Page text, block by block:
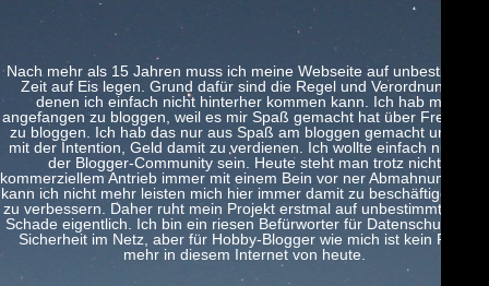
Nach mehr als 15 Jahren muss ich meine Webseite auf unbestimmte
Zeit auf Eis legen. Grund dafür sind die Regel und Verordnungen
denen ich einfach nicht hinterher kommen kann. Ich hab mal
angefangen zu bloggen, weil es mir Spaß gemacht hat über Freeware
zu bloggen. Ich hab das nur aus Spaß am bloggen gemacht und nie
mit der Intention, Geld damit zu verdienen. Ich wollte einfach nur Teil
der Blogger-Community sein. Heute steht man trotz nicht
kommerziellem Antrieb immer mit einem Bein vor ner Abmahnung. Das
kann ich nicht mehr leisten mich hier immer damit zu beschäftigen und
zu verbessern. Daher ruht mein Projekt erstmal auf unbestimmte Zeit.
Schade eigentlich. Ich bin ein riesen Befürworter für Datenschutz und
Sicherheit im Netz, aber für Hobby-Blogger wie mich ist kein Platz
mehr in diesem Internet von heute.